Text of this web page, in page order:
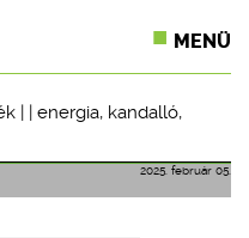
MENÜ
| | energia, kandalló,
2025. február 05.